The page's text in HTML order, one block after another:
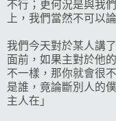
不行；更何況是與我
上，我們當然不可以
我們今天對於某人講
面前，如果主對於他
不一樣，那你就會很
是誰，竟論斷別人的
主人在」